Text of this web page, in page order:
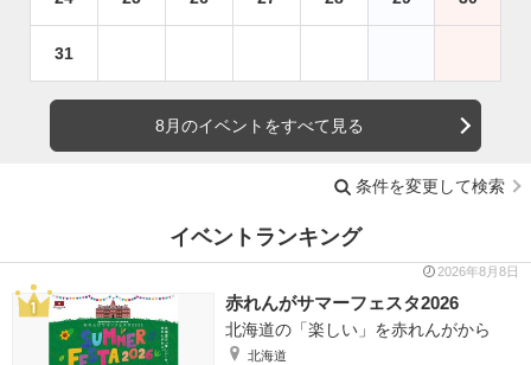
31
8月のイベントをすべて見る
条件を変更して検索
イベントランキング
2026年8月8日
赤れんがサマーフェスタ2026
北海道の「楽しい」を赤れんがから
北海道